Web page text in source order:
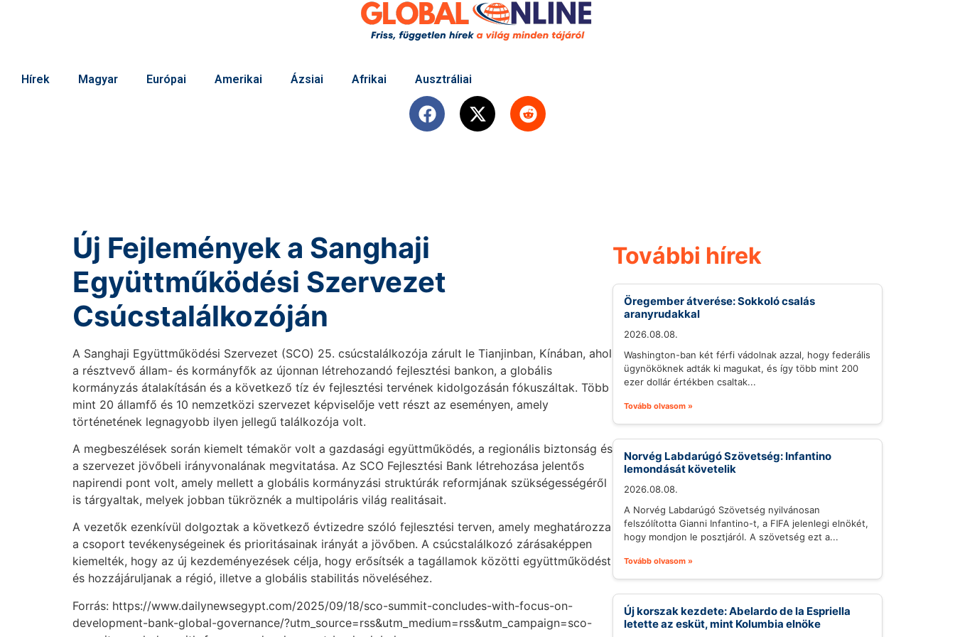
Hírek Magyar Európai Amerikai Ázsiai Afrikai Ausztráliai
Új Fejlemények a Sanghaji
Együttműködési Szervezet
Csúcstalálkozóján
A Sanghaji Együttműködési Szervezet (SCO) 25. csúcstalálkozója zárult le Tianjinban, Kínában, ahol
a résztvevő állam- és kormányfők az újonnan létrehozandó fejlesztési bankon, a globális
kormányzás átalakításán és a következő tíz év fejlesztési tervének kidolgozásán fókuszáltak. Több
mint 20 államfő és 10 nemzetközi szervezet képviselője vett részt az eseményen, amely
történetének legnagyobb ilyen jellegű találkozója volt.
A megbeszélések során kiemelt témakör volt a gazdasági együttműködés, a regionális biztonság és
a szervezet jövőbeli irányvonalának megvitatása. Az SCO Fejlesztési Bank létrehozása jelentős
napirendi pont volt, amely mellett a globális kormányzási struktúrák reformjának szükségességéről
is tárgyaltak, melyek jobban tükröznék a multipoláris világ realitásait.
A vezetők ezenkívül dolgoztak a következő évtizedre szóló fejlesztési terven, amely meghatározza
a csoport tevékenységeinek és prioritásainak irányát a jövőben. A csúcstalálkozó zárásaképpen
kiemelték, hogy az új kezdeményezések célja, hogy erősítsék a tagállamok közötti együttműködést
és hozzájáruljanak a régió, illetve a globális stabilitás növeléséhez.
Forrás: https://www.dailynewsegypt.com/2025/09/18/sco-summit-concludes-with-focus-on-
development-bank-global-governance/?utm_source=rss&utm_medium=rss&utm_campaign=sco-
További hírek
Öregember átverése: Sokkoló csalás
aranyrudakkal
2026.08.08.
Washington-ban két férfi vádolnak azzal, hogy federális
ügynököknek adták ki magukat, és így több mint 200
ezer dollár értékben csaltak...
Tovább olvasom »
Norvég Labdarúgó Szövetség: Infantino
lemondását követelik
2026.08.08.
A Norvég Labdarúgó Szövetség nyilvánosan
felszólította Gianni Infantino-t, a FIFA jelenlegi elnökét,
hogy mondjon le posztjáról. A szövetség ezt a...
Tovább olvasom »
Új korszak kezdete: Abelardo de la Espriella
letette az esküt, mint Kolumbia elnöke